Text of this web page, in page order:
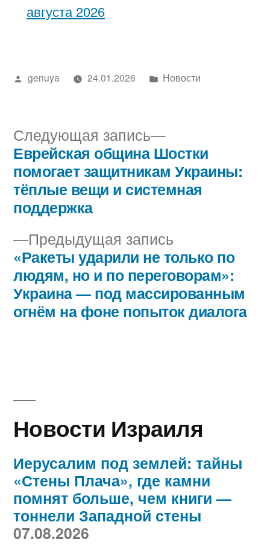
августа 2026
Написано
genuya 24.01.2026
Написано
Новости
Навигация
по
записям
Предыдущая запись
запись:
«Ракеты ударили не только по
людям, но и по переговорам»:
Украина — под массированным
огнём на фоне попыток диалога
Следующая запись
Следующая
запись:
Еврейская община Шостки
помогает защитникам Украины:
тёплые вещи и системная
поддержка
Новости Израиля
Иерусалим под землей: тайны
«Стены Плача», где камни
помнят больше, чем книги —
тоннели Западной стены
07.08.2026